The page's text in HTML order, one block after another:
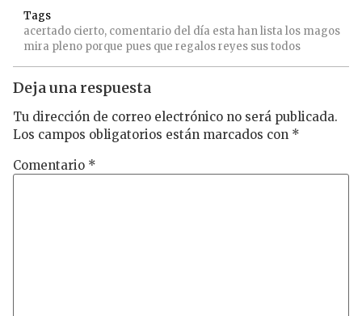
Tags
acertado cierto, comentario del día esta hanlista los magos
mira pleno porque pues que regalosreyes sustodos
Deja una respuesta
Tu dirección de correo electrónico no será publicada.
Los campos obligatorios están marcados con *
Comentario *